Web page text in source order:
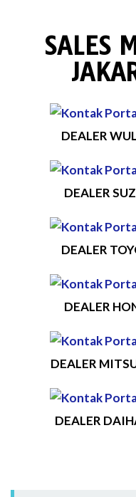
SALES
DEALER
DEALER
DEALER
DEALER
DEALER
DEALER